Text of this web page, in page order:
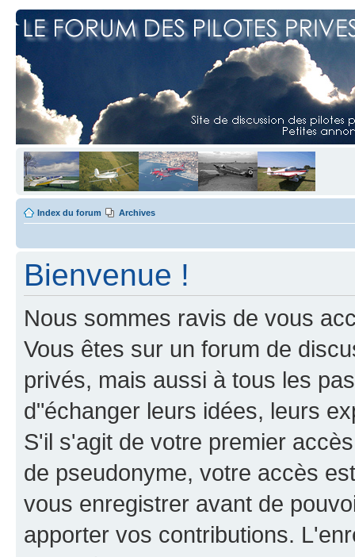
Index du forum Archives
Bienvenue !
Nous sommes ravis de vous
Vous êtes sur un forum de
privés, mais aussi à tous les
d"échanger leurs idées, leurs
S'il s'agit de votre premier
de pseudonyme, votre accès
vous enregistrer avant de
apporter vos contributions.